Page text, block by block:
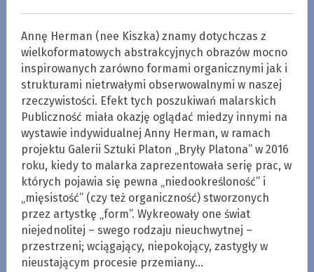
Annę Herman (nee Kiszka) znamy dotychczas z
wielkoformatowych abstrakcyjnych obrazów mocno
inspirowanych zarówno formami organicznymi jak i
strukturami nietrwałymi obserwowalnymi w naszej
rzeczywistości. Efekt tych poszukiwań malarskich
Publiczność miała okazję oglądać miedzy innymi na
wystawie indywidualnej Anny Herman, w ramach
projektu Galerii Sztuki Platon „Bryły Platona” w 2016
roku, kiedy to malarka zaprezentowała serię prac, w
których pojawia się pewna „niedookreśloność” i
„mięsistość” (czy też organiczność) stworzonych
przez artystkę „form”. Wykreowały one świat
niejednolitej – swego rodzaju nieuchwytnej –
przestrzeni; wciągający, niepokojący, zastygły w
nieustającym procesie przemiany…